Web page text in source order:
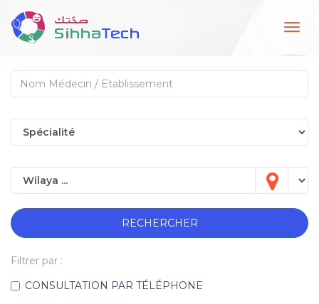
RECHERCHER
Filtrer par :
CONSULTATION PAR TÉLÉPHONE